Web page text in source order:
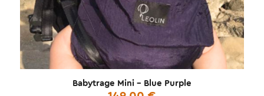
Babytrage Mini – Blue Purple